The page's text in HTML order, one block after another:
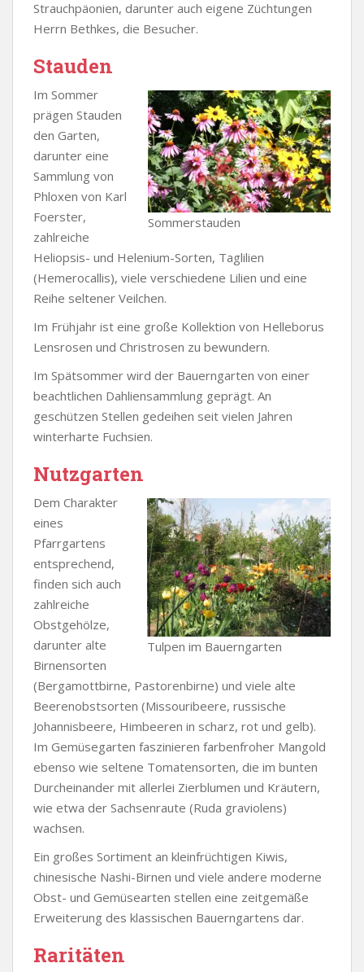
Strauchpäonien, darunter auch eigene Züchtungen
Herrn Bethkes, die Besucher.
Stauden
Sommerstauden
Im Sommer
prägen Stauden
den Garten,
darunter eine
Sammlung von
Phloxen von Karl
Foerster,
zahlreiche
Heliopsis- und Helenium-Sorten, Taglilien
(Hemerocallis), viele verschiedene Lilien und eine
Reihe seltener Veilchen.
Im Frühjahr ist eine große Kollektion von Helleborus
Lensrosen und Christrosen zu bewundern.
Im Spätsommer wird der Bauerngarten von einer
beachtlichen Dahliensammlung geprägt. An
geschützen Stellen gedeihen seit vielen Jahren
winterharte Fuchsien.
Nutzgarten
Tulpen im Bauerngarten
Dem Charakter
eines
Pfarrgartens
entsprechend,
finden sich auch
zahlreiche
Obstgehölze,
darunter alte
Birnensorten
(Bergamottbirne, Pastorenbirne) und viele alte
Beerenobstsorten (Missouribeere, russische
Johannisbeere, Himbeeren in scharz, rot und gelb).
Im Gemüsegarten faszinieren farbenfroher Mangold
ebenso wie seltene Tomatensorten, die im bunten
Durcheinander mit allerlei Zierblumen und Kräutern,
wie etwa der Sachsenraute (Ruda graviolens)
wachsen.
Ein großes Sortiment an kleinfrüchtigen Kiwis,
chinesische Nashi-Birnen und viele andere moderne
Obst- und Gemüsearten stellen eine zeitgemäße
Erweiterung des klassischen Bauerngartens dar.
Raritäten